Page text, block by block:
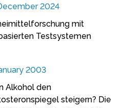
2024
mit
Testsystemen
2003
Alkohol den
steigern? Die